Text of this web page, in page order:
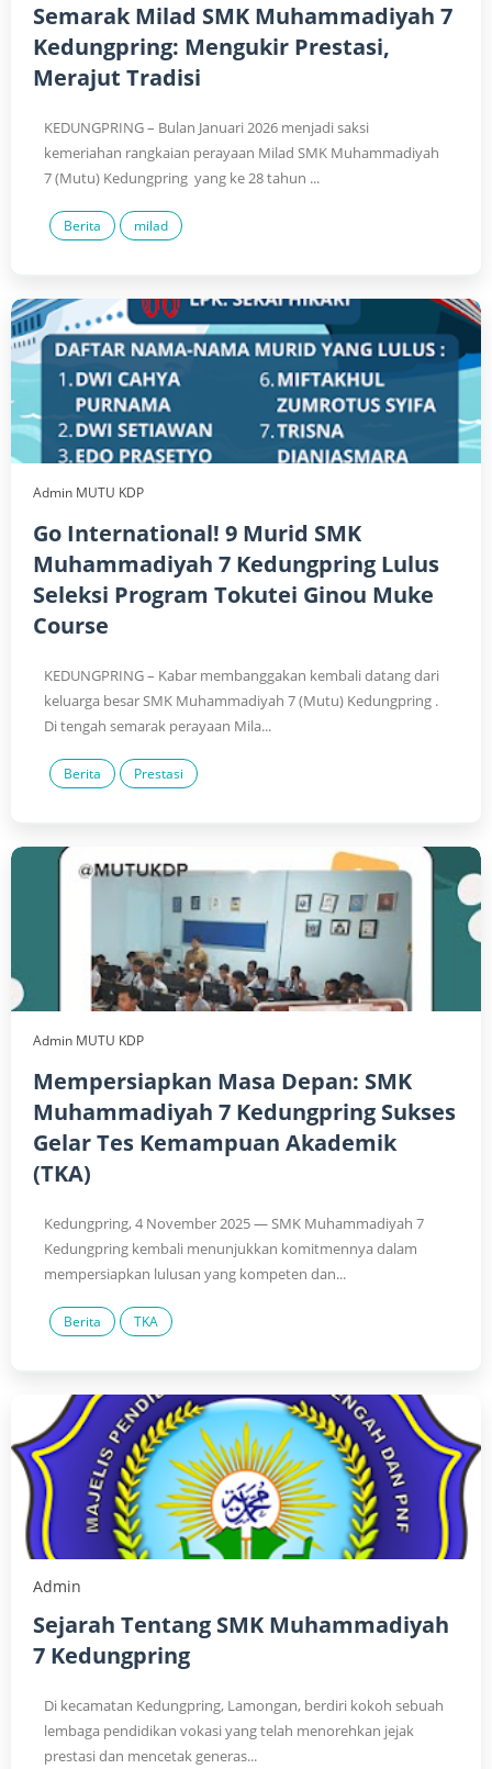
Semarak Milad SMK Muhammadiyah 7
Kedungpring: Mengukir Prestasi,
Merajut Tradisi
KEDUNGPRING – Bulan Januari 2026 menjadi saksi
kemeriahan rangkaian perayaan Milad SMK Muhammadiyah
7 (Mutu) Kedungpring yang ke 28 tahun ...
Berita milad
Admin MUTU KDP
Go International! 9 Murid SMK
Muhammadiyah 7 Kedungpring Lulus
Seleksi Program Tokutei Ginou Muke
Course
KEDUNGPRING – Kabar membanggakan kembali datang dari
keluarga besar SMK Muhammadiyah 7 (Mutu) Kedungpring .
Di tengah semarak perayaan Mila...
Berita Prestasi
Admin MUTU KDP
Mempersiapkan Masa Depan: SMK
Muhammadiyah 7 Kedungpring Sukses
Gelar Tes Kemampuan Akademik
(TKA)
Kedungpring, 4 November 2025 — SMK Muhammadiyah 7
Kedungpring kembali menunjukkan komitmennya dalam
mempersiapkan lulusan yang kompeten dan...
Berita TKA
Admin
Sejarah Tentang SMK Muhammadiyah
7 Kedungpring
Di kecamatan Kedungpring, Lamongan, berdiri kokoh sebuah
lembaga pendidikan vokasi yang telah menorehkan jejak
prestasi dan mencetak generas...